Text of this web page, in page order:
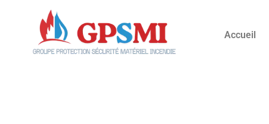
Accueil